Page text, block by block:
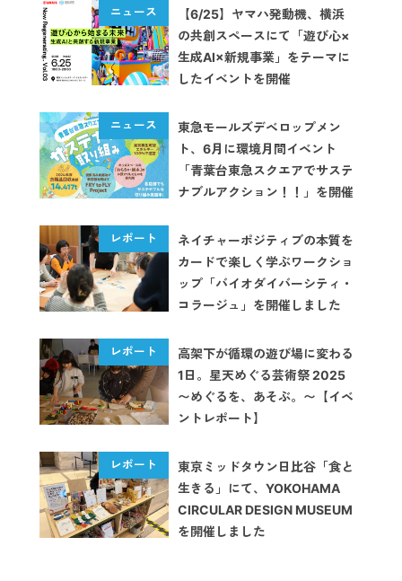
【6/25】ヤマハ発動機、横浜
の共創スペースにて「遊び心×
生成AI×新規事業」をテーマに
したイベントを開催
東急モールズデベロップメン
ト、6月に環境月間イベント
「青葉台東急スクエアでサステ
ナブルアクション！！」を開催
ネイチャーポジティブの本質を
カードで楽しく学ぶワークショ
ップ「バイオダイバーシティ・
コラージュ」を開催しました
高架下が循環の遊び場に変わる
1日。星天めぐる芸術祭 2025
〜めぐるを、あそぶ。〜【イベ
ントレポート】
東京ミッドタウン日比谷「食と
生きる」にて、YOKOHAMA
CIRCULAR DESIGN MUSEUM
を開催しました